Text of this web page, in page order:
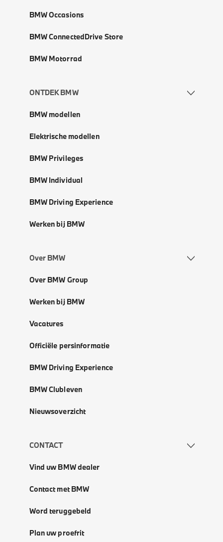
BMW Occasions
BMW ConnectedDrive Store
BMW Motorrad
ONTDEK BMW
BMW modellen
Elektrische modellen
BMW Privileges
BMW Individual
BMW Driving Experience
Werken bij BMW
Over BMW
Over BMW Group
Werken bij BMW
Vacatures
Officiële persinformatie
BMW Driving Experience
BMW Clubleven
Nieuwsoverzicht
CONTACT
Vind uw BMW dealer
Contact met BMW
Word teruggebeld
Plan uw proefrit